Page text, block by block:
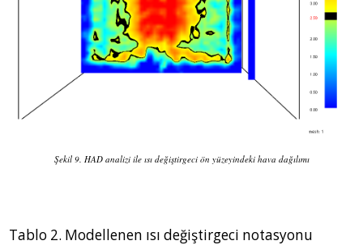
Şekil 9. HAD analizi ile ısı değiştirgeci ön yüzeyindeki hava dağılımı
Tablo 2. Modellenen ısı değiştirgeci notasyonu